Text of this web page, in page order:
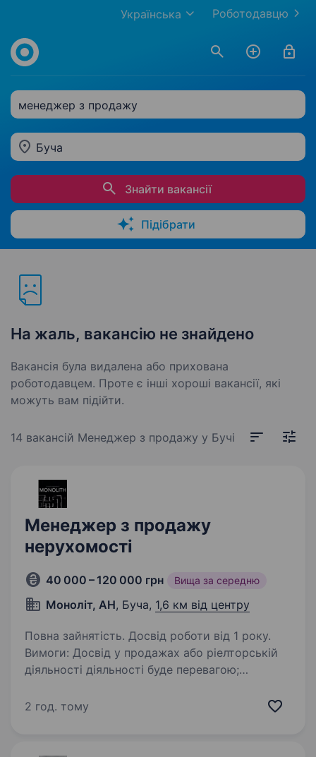
Роботодавцю
Українська
менеджер з продажу
Буча
Знайти вакансії
Підібрати
На жаль, вакансію не знайдено
Вакансія була видалена або прихована
роботодавцем. Проте є інші хороші вакансії, які
можуть вам підійти.
14 вакансій Менеджер з продажу у Бучі
Менеджер з продажу
нерухомості
40 000 – 120 000 грн Вища за середню
Моноліт, АН, Буча, 1,6 км від центру
Повна зайнятість. Досвід роботи від 1 року.
Вимоги: Досвід у продажах або ріелторській
діяльності діяльності буде перевагою;
з клієнтами; Орієнтація на результат
2 год. тому